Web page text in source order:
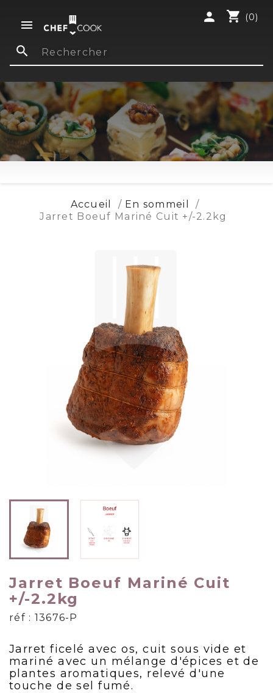

shopping_cart (0)
person
search
Accueil
En sommeil
Jarret Boeuf Mariné Cuit +/-2.2kg
Jarret Boeuf Mariné Cuit
+/-2.2kg
réf : 13676-P
Jarret ficelé avec os, cuit sous vide et
mariné avec un mélange d'épices et de
plantes aromatiques, relevé d'une
touche de sel fumé.